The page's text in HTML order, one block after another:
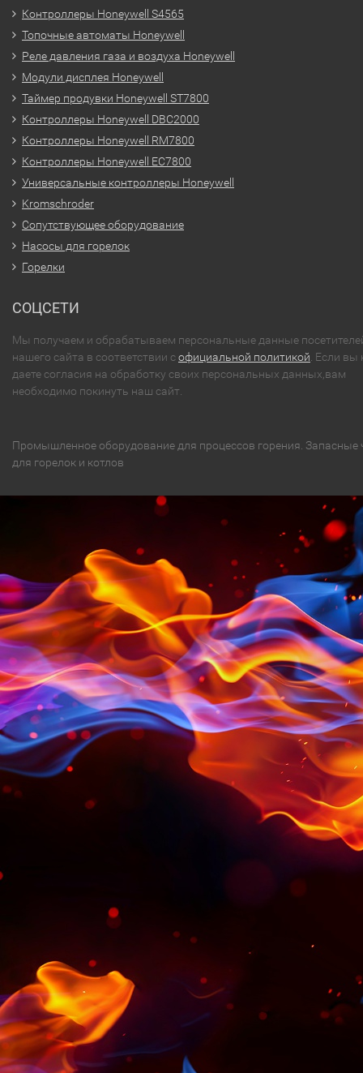
Контроллеры Honeywell S4565
Топочные автоматы Honeywell
Реле давления газа и воздуха Honeywell
Модули дисплея Honeywell
Таймер продувки Honeywell ST7800
Контроллеры Honeywell DBC2000
Контроллеры Honeywell RM7800
Контроллеры Honeywell EC7800
Универсальные контроллеры Honeywell
Kromschroder
Сопутствующее оборудование
Насосы для горелок
Горелки
СОЦСЕТИ
Мы получаем и обрабатываем персональные данные
нашего сайта в соответствии софициальной политикой . Если вы
даете согласия на обработку своих персональных данных,вам
необходимо покинуть наш сайт.
Промышленное оборудование для процессов горения. Запасные
для горелок и котлов